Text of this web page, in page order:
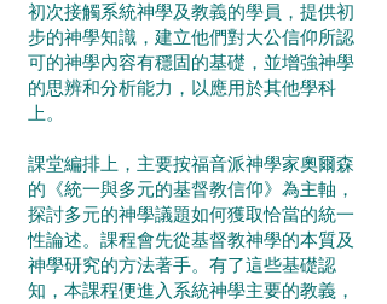
初次接觸系統神學及教義的學員，提供初
步的神學知識，建立他們對大公信仰所認
可的神學內容有穩固的基礎，並增強神學
的思辨和分析能力，以應用於其他學科
上。
課堂編排上，主要按福音派神學家奧爾森
的《統一與多元的基督教信仰》為主軸，
探討多元的神學議題如何獲取恰當的統一
性論述。課程會先從基督教神學的本質及
神學研究的方法著手。有了這些基礎認
知，本課程便進入系統神學主要的教義，